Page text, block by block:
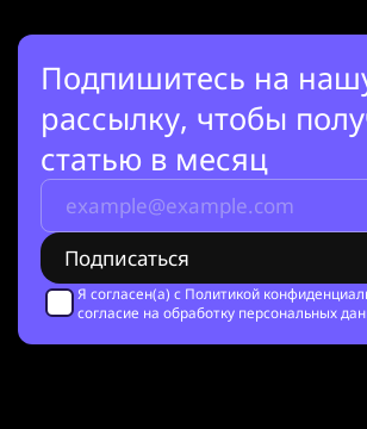
Подпишитесь на
рассылку, чтобы
статью в месяц
Я согласен(а) с Политикой
согласие на обработку персональных